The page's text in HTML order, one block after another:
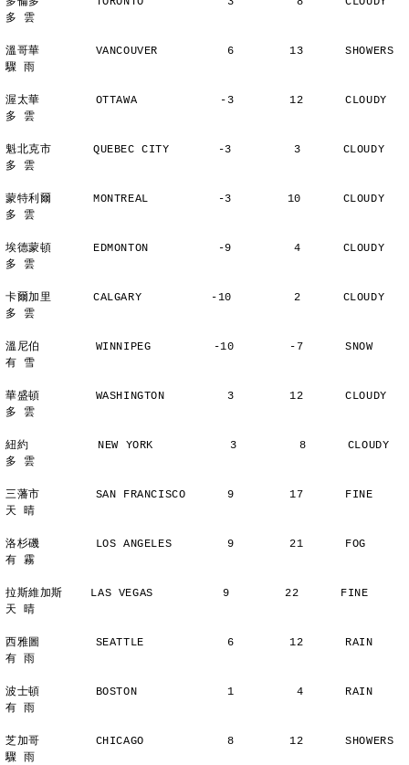
多 雲
溫哥華        VANCOUVER          6        13      SHOWERS
驟 雨
渥太華        OTTAWA            -3        12      CLOUDY
多 雲
魁北克市      QUEBEC CITY       -3         3      CLOUDY
多 雲
蒙特利爾      MONTREAL          -3        10      CLOUDY
多 雲
埃德蒙頓      EDMONTON          -9         4      CLOUDY
多 雲
卡爾加里      CALGARY          -10         2      CLOUDY
多 雲
溫尼伯        WINNIPEG         -10        -7      SNOW
有 雪
華盛頓        WASHINGTON         3        12      CLOUDY
多 雲
紐約          NEW YORK           3         8      CLOUDY
多 雲
三藩市        SAN FRANCISCO      9        17      FINE
天 晴
洛杉磯        LOS ANGELES        9        21      FOG
有 霧
拉斯維加斯    LAS VEGAS          9        22      FINE
天 晴
西雅圖        SEATTLE            6        12      RAIN
有 雨
波士頓        BOSTON             1         4      RAIN
有 雨
芝加哥        CHICAGO            8        12      SHOWERS
驟 雨